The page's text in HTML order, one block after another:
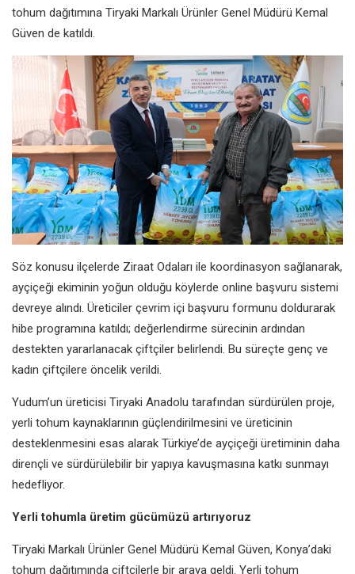
tohum dağıtımına Tiryaki Markalı Ürünler Genel Müdürü Kemal
Güven de katıldı.
Söz konusu ilçelerde Ziraat Odaları ile koordinasyon sağlanarak,
ayçiçeği ekiminin yoğun olduğu köylerde online başvuru sistemi
devreye alındı. Üreticiler çevrim içi başvuru formunu doldurarak
hibe programına katıldı; değerlendirme sürecinin ardından
destekten yararlanacak çiftçiler belirlendi. Bu süreçte genç ve
kadın çiftçilere öncelik verildi.
Yudum’un üreticisi Tiryaki Anadolu tarafından sürdürülen proje,
yerli tohum kaynaklarının güçlendirilmesini ve üreticinin
desteklenmesini esas alarak Türkiye’de ayçiçeği üretiminin daha
dirençli ve sürdürülebilir bir yapıya kavuşmasına katkı sunmayı
hedefliyor.
Yerli tohumla üretim gücümüzü artırıyoruz
Tiryaki Markalı Ürünler Genel Müdürü Kemal Güven, Konya’daki
tohum dağıtımında çiftçilerle bir araya geldi. Yerli tohum